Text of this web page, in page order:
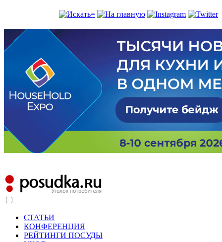
СТАТЬИ
КОНФЕРЕНЦИЯ
РЕЙТИНГИ ПОСУДЫ